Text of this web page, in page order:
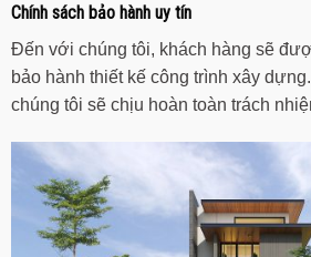
Chính sách bảo hành uy tín
Đến với chúng tôi, khách hàng sẽ
bảo hành thiết kế công trình xây
chúng tôi sẽ chịu hoàn toàn trách